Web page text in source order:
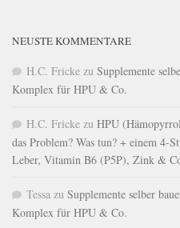
NEUSTE KOMMENTARE
H.C. Fricke zu Supplemente
Komplex für HPU & Co.
H.C. Fricke zu HPU
das Problem? Was tun? + einem 4-
Leber, Vitamin B6 (P5P), Zink &
Tessa zu Supplemente selber
Komplex für HPU & Co.